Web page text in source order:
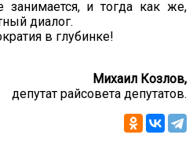
занимается, и тогда как же,
диалог.
в глубинке!
Михаил Козлов,
депутат райсовета депутатов.